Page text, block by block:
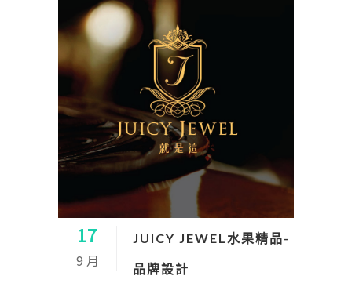
17
9 月
JUICY JEWEL水果精品-
品牌設計